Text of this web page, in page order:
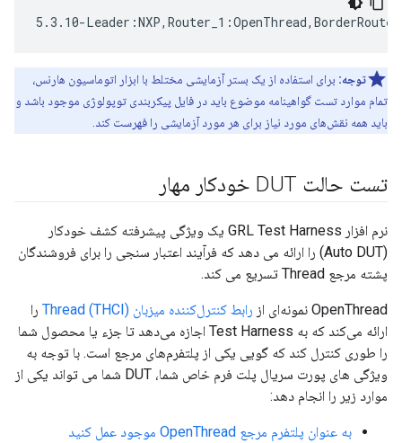
5.3.10-
توجه: برای استفاده از یک بستر آزمایشی مختلط با ابزار اتوماسیون هارنس،
تمام موارد تست گواهینامه موضوع باید در فایل پیکربندی توپولوژی موجود باشد و
باید همه نقش‌های مورد نیاز برای هر مورد آزمایشی را فهرست کند.
تست حالت DUT خودکار مهار
نرم افزار GRL Test Harness یک ویژگی پیشرفته کشف خودکار
(Auto DUT) را ارائه می دهد که فرآیند اعتبار سنجی را برای فروشندگان
پشته مرجع Thread تسریع می کند.
OpenThread نمونه‌ای از رابط کنترل‌کننده میزبان Thread (THCI)
را
ارائه می‌کند که به Test Harness اجازه می‌دهد تا جزء یا محصول شما
را طوری کنترل کند که گویی یکی از پلتفرم‌های مرجع است. با توجه به
ویژگی های پورت سریال پلت فرم خاص شما، DUT شما می تواند یکی از
موارد زیر را انجام دهد:
به عنوان پلتفرم مرجع OpenThread موجود عمل کنید